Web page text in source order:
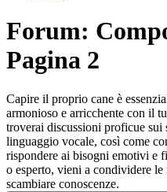
Forum:
Pagina 2
Capire il proprio cane è
armonioso e arricchente con il
troverai discussioni proficue
linguaggio vocale, così come
rispondere ai bisogni emotivi e
o esperto, vieni a condividere le
scambiare conoscenze.